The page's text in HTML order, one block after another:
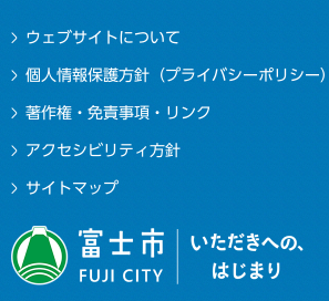
ウェブサイトについて
個人情報保護方針（プライバシーポリシー）
著作権・免責事項・リンク
アクセシビリティ方針
サイトマップ